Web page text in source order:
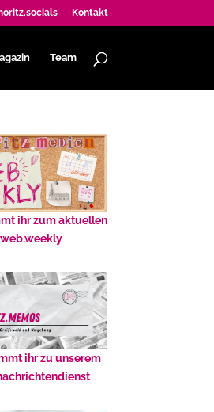
Kontakt
Team
ihr zum aktuellen
web.weekly
ihr zu unserem